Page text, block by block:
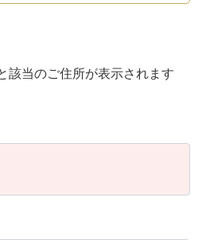
該当のご住所が表示されます